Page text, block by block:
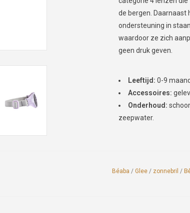
de bergen. Daarnaast
ondersteuning in
waardoor ze zich
geen druk geven.
Leeftijd: 0-9
Accessoires:
Onderhoud:
zeepwater.
Béaba / Glee / zonnebril /